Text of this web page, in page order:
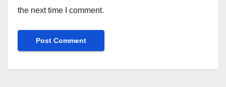
the next time I comment.